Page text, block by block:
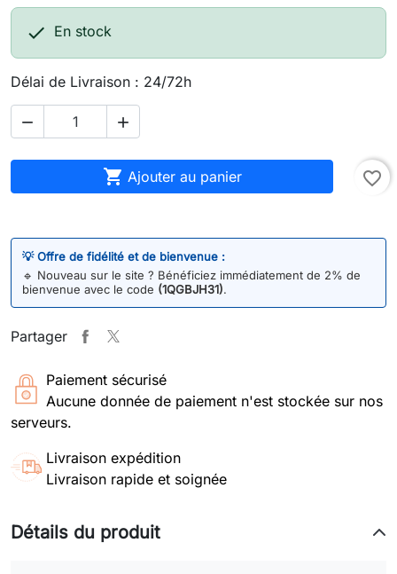
 En stock
Délai de Livraison : 24/72h
 
 Ajouter au panier favorite_border
💡 Offre de fidélité et de bienvenue :
🔹 Nouveau sur le site ? Bénéficiez immédiatement de 2% de
bienvenue avec le code (1QGBJH31).
Partager
Paiement sécurisé
Aucune donnée de paiement n'est stockée sur nos
serveurs.
Livraison expédition
Livraison rapide et soignée
Détails du produit